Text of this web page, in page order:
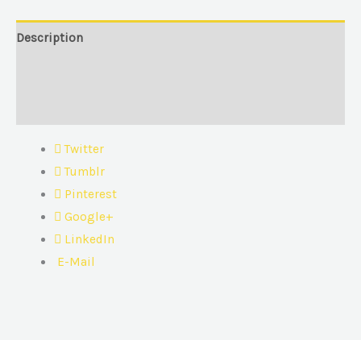
Description
Twitter
Tumblr
Pinterest
Google+
LinkedIn
E-Mail